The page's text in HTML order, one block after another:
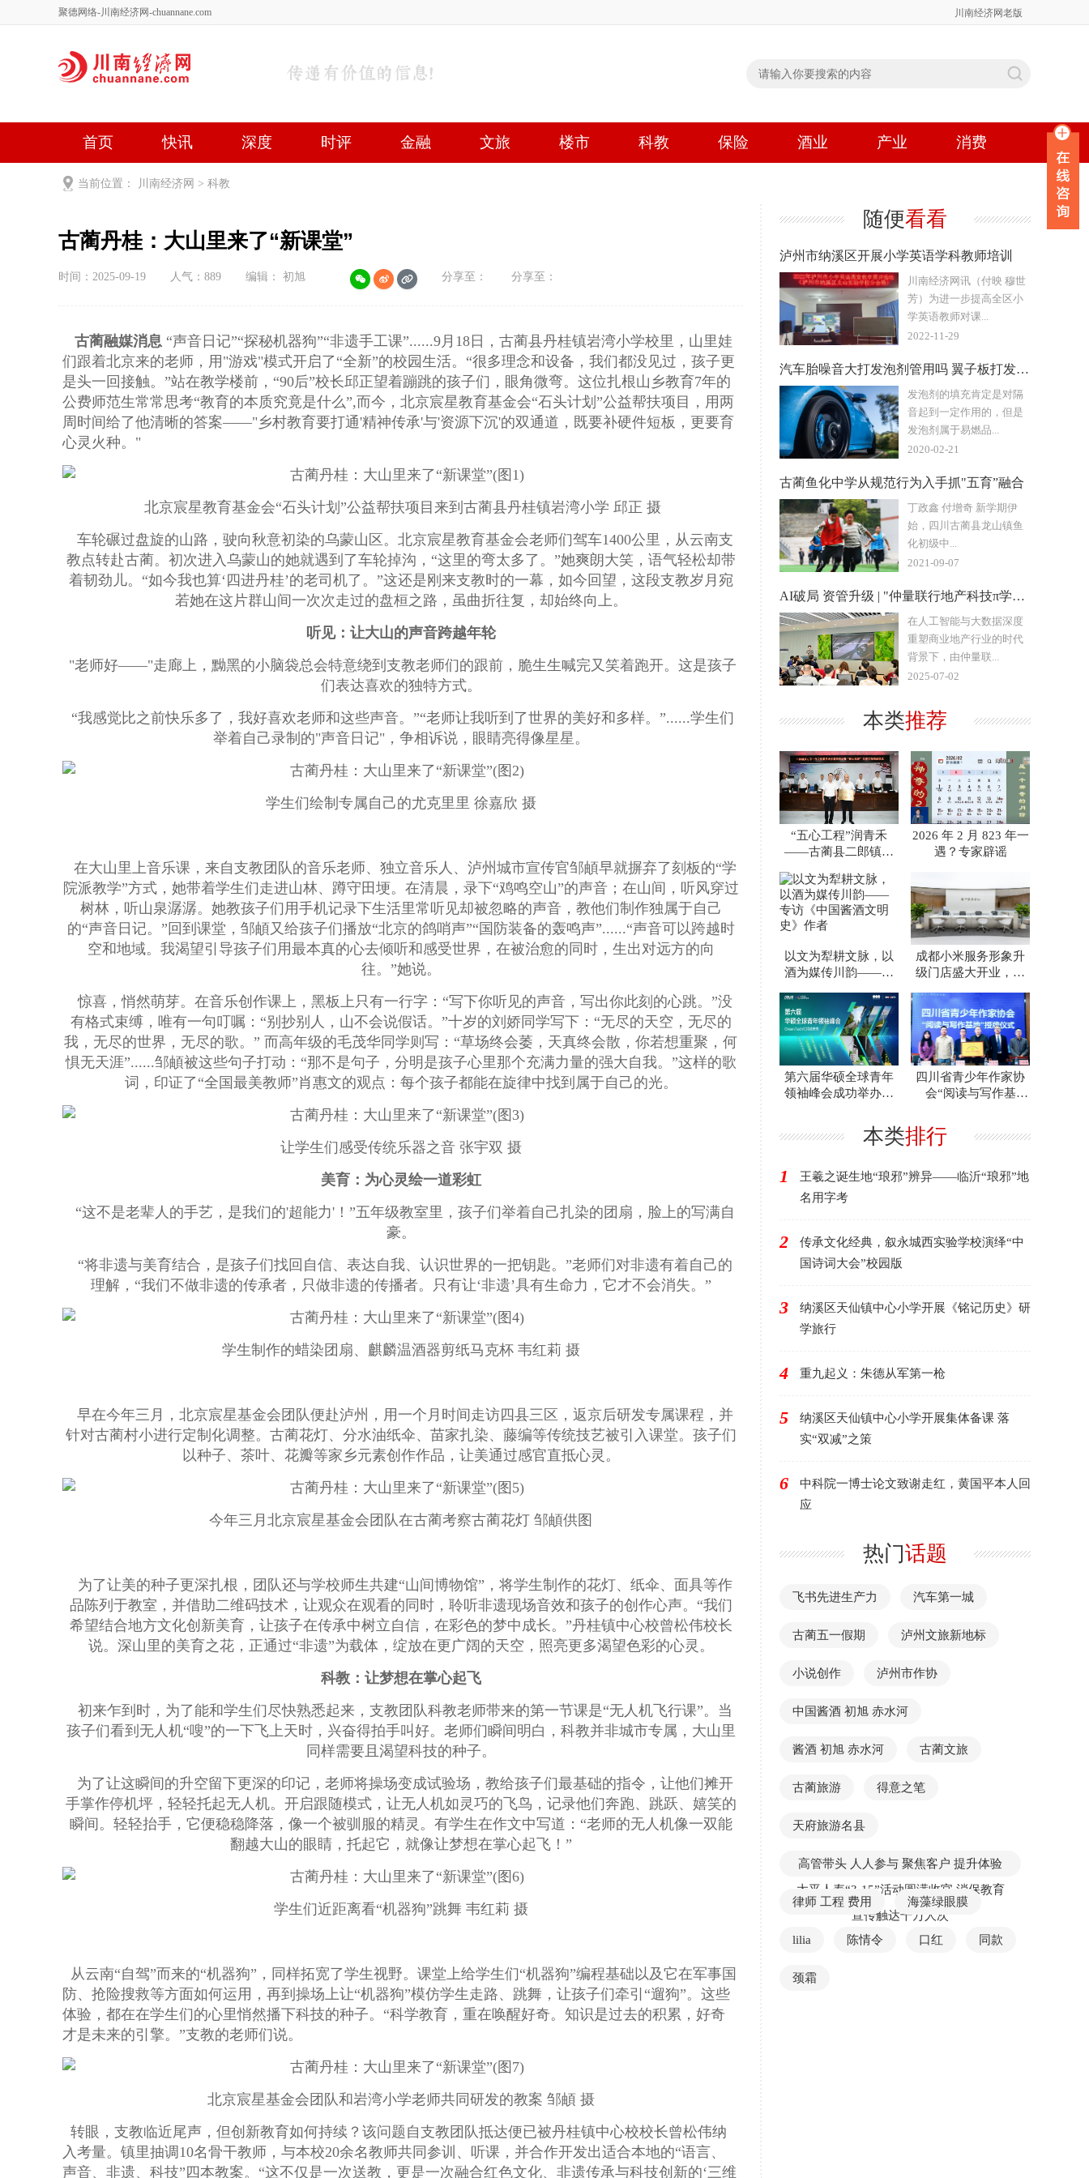
聚德网络-川南经济网-chuannane.com 川南经济网老版
首页 快讯 深度 时评 金融 文旅 楼市 科教 保险 酒业 产业 消费
健康 文艺
当前位置： 川南经济网 > 科教
古蔺丹桂：大山里来了“新课堂”
时间：2025-09-19 人气： 889 编辑： 初旭 分享至： 分享至：
古蔺融媒消息 “声音日记”“探秘机器狗”“非遗手工课”......9月18日，古蔺县丹桂镇岩湾小学校里，山里娃
们跟着北京来的老师，用"游戏"模式开启了“全新”的校园生活。“很多理念和设备，我们都没见过，孩子更
是头一回接触。”站在教学楼前，“90后”校长邱正望着蹦跳的孩子们，眼角微弯。这位扎根山乡教育7年的
公费师范生常常思考“教育的本质究竟是什么”,而今，北京宸星教育基金会“石头计划”公益帮扶项目，用两
周时间给了他清晰的答案——"乡村教育要打通'精神传承'与'资源下沉'的双通道，既要补硬件短板，更要育
心灵火种。"
北京宸星教育基金会“石头计划”公益帮扶项目来到古蔺县丹桂镇岩湾小学 邱正 摄
车轮碾过盘旋的山路，驶向秋意初染的乌蒙山区。北京宸星教育基金会老师们驾车1400公里，从云南支
教点转赴古蔺。初次进入乌蒙山的她就遇到了车轮掉沟，“这里的弯太多了。”她爽朗大笑，语气轻松却带
着韧劲儿。“如今我也算‘四进丹桂’的老司机了。”这还是刚来支教时的一幕，如今回望，这段支教岁月宛
若她在这片群山间一次次走过的盘桓之路，虽曲折往复，却始终向上。
听见：让大山的声音跨越年轮
"老师好——"走廊上，黝黑的小脑袋总会特意绕到支教老师们的跟前，脆生生喊完又笑着跑开。这是孩子
们表达喜欢的独特方式。
“我感觉比之前快乐多了，我好喜欢老师和这些声音。”“老师让我听到了世界的美好和多样。”......学生们
举着自己录制的"声音日记"，争相诉说，眼睛亮得像星星。
学生们绘制专属自己的尤克里里 徐嘉欣 摄
在大山里上音乐课，来自支教团队的音乐老师、独立音乐人、泸州城市宣传官邹頔早就摒弃了刻板的“学
院派教学”方式，她带着学生们走进山林、蹲守田埂。在清晨，录下“鸡鸣空山”的声音；在山间，听风穿过
树林，听山泉潺潺。她教孩子们用手机记录下生活里常听见却被忽略的声音，教他们制作独属于自己
的“声音日记。”回到课堂，邹頔又给孩子们播放“北京的鸽哨声”“国防装备的轰鸣声”......“声音可以跨越时
空和地域。我渴望引导孩子们用最本真的心去倾听和感受世界，在被治愈的同时，生出对远方的向
往。”她说。
惊喜，悄然萌芽。在音乐创作课上，黑板上只有一行字：“写下你听见的声音，写出你此刻的心跳。”没
有格式束缚，唯有一句叮嘱：“别抄别人，山不会说假话。”十岁的刘娇同学写下：“无尽的天空，无尽的
我，无尽的世界，无尽的歌。” 而高年级的毛茂华同学则写：“草场终会萎，天真终会散，你若想重聚，何
惧无天涯”......邹頔被这些句子打动：“那不是句子，分明是孩子心里那个充满力量的强大自我。”这样的歌
词，印证了“全国最美教师”肖惠文的观点：每个孩子都能在旋律中找到属于自己的光。
让学生们感受传统乐器之音 张宇双 摄
美育：为心灵绘一道彩虹
“这不是老辈人的手艺，是我们的'超能力'！”五年级教室里，孩子们举着自己扎染的团扇，脸上的写满自
豪。
“将非遗与美育结合，是孩子们找回自信、表达自我、认识世界的一把钥匙。”老师们对非遗有着自己的
理解，“我们不做非遗的传承者，只做非遗的传播者。只有让‘非遗’具有生命力，它才不会消失。”
学生制作的蜡染团扇、麒麟温酒器剪纸马克杯 韦红莉 摄
早在今年三月，北京宸星基金会团队便赴泸州，用一个月时间走访四县三区，返京后研发专属课程，并
针对古蔺村小进行定制化调整。古蔺花灯、分水油纸伞、苗家扎染、藤编等传统技艺被引入课堂。孩子们
以种子、茶叶、花瓣等家乡元素创作作品，让美通过感官直抵心灵。
今年三月北京宸星基金会团队在古蔺考察古蔺花灯 邹頔供图
为了让美的种子更深扎根，团队还与学校师生共建“山间博物馆”，将学生制作的花灯、纸伞、面具等作
品陈列于教室，并借助二维码技术，让观众在观看的同时，聆听非遗现场音效和孩子的创作心声。“我们
希望结合地方文化创新美育，让孩子在传承中树立自信，在彩色的梦中成长。”丹桂镇中心校曾松伟校长
说。深山里的美育之花，正通过“非遗”为载体，绽放在更广阔的天空，照亮更多渴望色彩的心灵。
科教：让梦想在掌心起飞
初来乍到时，为了能和学生们尽快熟悉起来，支教团队科教老师带来的第一节课是“无人机飞行课”。当
孩子们看到无人机“嗖”的一下飞上天时，兴奋得拍手叫好。老师们瞬间明白，科教并非城市专属，大山里
同样需要且渴望科技的种子。
为了让这瞬间的升空留下更深的印记，老师将操场变成试验场，教给孩子们最基础的指令，让他们摊开
手掌作停机坪，轻轻托起无人机。开启跟随模式，让无人机如灵巧的飞鸟，记录他们奔跑、跳跃、嬉笑的
瞬间。轻轻抬手，它便稳稳降落，像一个被驯服的精灵。有学生在作文中写道：“老师的无人机像一双能
翻越大山的眼睛，托起它，就像让梦想在掌心起飞！”
学生们近距离看“机器狗”跳舞 韦红莉 摄
从云南“自驾”而来的“机器狗”，同样拓宽了学生视野。课堂上给学生们“机器狗”编程基础以及它在军事国
防、抢险搜救等方面如何运用，再到操场上让“机器狗”模仿学生走路、跳舞，让孩子们牵引“遛狗”。这些
体验，都在在学生们的心里悄然播下科技的种子。“科学教育，重在唤醒好奇。知识是过去的积累，好奇
才是未来的引擎。”支教的老师们说。
北京宸星基金会团队和岩湾小学老师共同研发的教案 邹頔 摄
转眼，支教临近尾声，但创新教育如何持续？该问题自支教团队抵达便已被丹桂镇中心校校长曾松伟纳
入考量。镇里抽调10名骨干教师，与本校20余名教师共同参训、听课，并合作开发出适合本地的“语言、
声音、非遗、科技”四本教案。“这不仅是一次送教，更是一次融合红色文化、非遗传承与科技创新的‘三维
随便看看
泸州市纳溪区开展小学英语学科教师培训
川南经济网讯（付映 穆世
芳）为进一步提高全区小
学英语教师对课...
2022-11-29
汽车胎噪音大打发泡剂管用吗 翼子板打发泡剂隔音吗
发泡剂的填充肯定是对隔
音起到一定作用的，但是
发泡剂属于易燃品...
2020-02-21
古蔺鱼化中学从规范行为入手抓"五育”融合
丁政鑫 付增奇 新学期伊
始，四川古蔺县龙山镇鱼
化初级中...
2021-09-07
AI破局 资管升级 | "仲量联行地产科技π学院&
在人工智能与大数据深度
重塑商业地产行业的时代
背景下，由仲量联...
2025-07-02
本类推荐
“五心工程”润青禾
——古蔺县二郎镇关
2026 年 2 月 823 年一
遇？专家辟谣
以文为犁耕文脉，以
酒为媒传川韵——专
史》作者
成都小米服务形象升
级门店盛大开业，沉
权益引
第六届华硕全球青年
领袖峰会成功举办，
四川省青少年作家协
会“阅读与写作基
本类排行
1
王羲之诞生地“琅邪”辨异——临沂“琅邪”地
名用字考
2
传承文化经典，叙永城西实验学校演绎“中
国诗词大会”校园版
3
纳溪区天仙镇中心小学开展《铭记历史》研
学旅行
4 重九起义：朱德从军第一枪
5
纳溪区天仙镇中心小学开展集体备课 落
实“双减”之策
6
中科院一博士论文致谢走红，黄国平本人回
应
热门话题
飞书先进生产力 汽车第一城
古蔺五一假期 泸州文旅新地标
小说创作 泸州市作协
中国酱酒 初旭 赤水河
酱酒 初旭 赤水河 古蔺文旅
古蔺旅游 得意之笔
天府旅游名县
高管带头 人人参与 聚焦客户 提升体验
太平人寿“3·15”活动圆满收官 消保教育
宣传触达千万人次
律师 工程 费用 海藻绿眼膜
lilia 陈情令 口红 同款
颈霜